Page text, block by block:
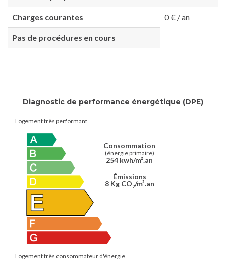
Charges courantes 0 € / an
Pas de procédures en cours
Diagnostic de performance énergétique (DPE)
Logement très performant
Logement très consommateur d'énergie
Consommation
(énergie primaire)
254 kwh/m².an
Émissions
8 Kg CO2/m².an